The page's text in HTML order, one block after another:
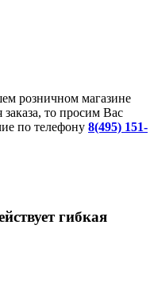
розничном магазине
то просим Вас
по телефону 8(495) 151-
гибкая